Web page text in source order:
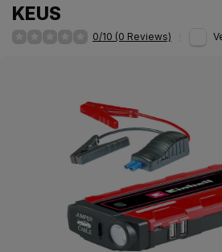
KEUS
0/10 (0 Reviews)